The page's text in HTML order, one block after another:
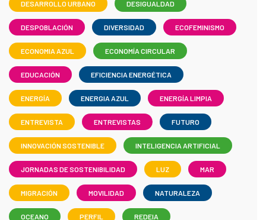
DESARROLLO URBANO DESIGUALDAD
DESPOBLACIÓN DIVERSIDAD ECOFEMINISMO
ECONOMIA AZUL ECONOMÍA CIRCULAR
EDUCACIÓN EFICIENCIA ENERGÉTICA
ENERGÍA ENERGIA AZUL ENERGÍA LIMPIA
ENTREVISTA ENTREVISTAS FUTURO
INNOVACIÓN SOSTENIBLE INTELIGENCIA ARTIFICIAL
JORNADAS DE SOSTENIBILIDAD LUZ MAR
MIGRACIÓN MOVILIDAD NATURALEZA
OCEANO PERFIL REDEIA